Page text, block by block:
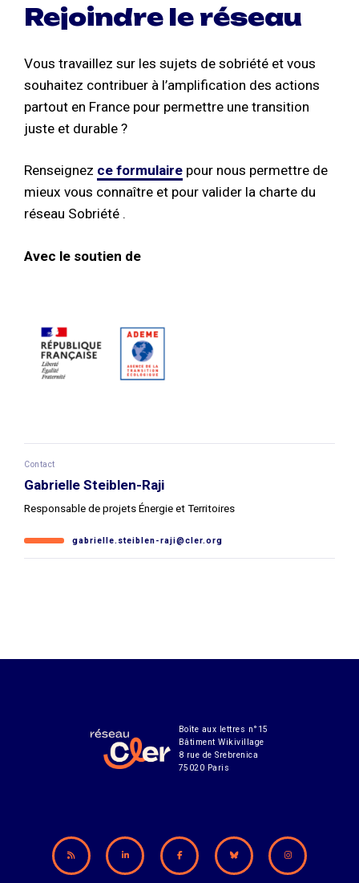
Rejoindre le réseau
Vous travaillez sur les sujets de sobriété et vous
souhaitez contribuer à l’amplification des actions
partout en France pour permettre une transition
juste et durable ?
Renseignez ce formulaire pour nous permettre de
mieux vous connaître et pour valider la charte du
réseau Sobriété .
Avec le soutien de
Contact
Gabrielle Steiblen-Raji
Responsable de projets Énergie et Territoires
gabrielle.steiblen-raji@cler.org
Boîte aux lettres n°15
Bâtiment Wikivillage
8 rue de Srebrenica
75020 Paris